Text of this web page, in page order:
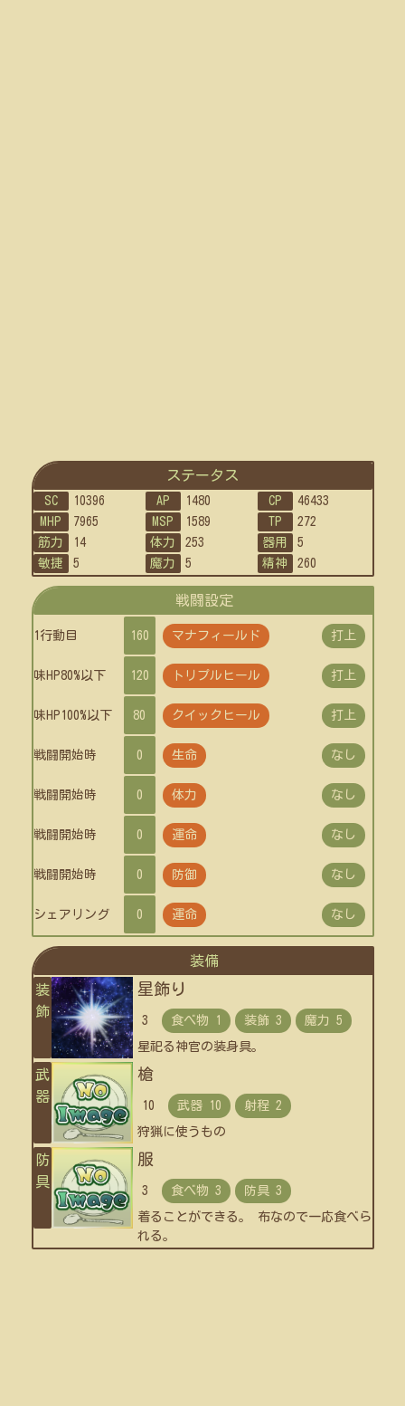
ステータス
SC 10396 AP 1480 CP
46433
MHP
7965 MSP 1589 TP
272
筋力
14 体力 253 器用
5
敏捷
5 魔力 5 精神 260
戦闘設定
1行動目 160 マナフィールド 打上
味HP80%以下 120 トリプルヒール 打上
味HP100%以下 80 クイックヒール 打上
戦闘開始時 0 生命 なし
戦闘開始時 0 体力 なし
戦闘開始時 0 運命 なし
戦闘開始時 0 防御 なし
シェアリング 0 運命 なし
装備
装
飾
星飾り
3
星祀る神官の装身具。
武
器
槍
10
狩猟に使うもの
防
具
服
3
着ることができる。 布なので一応食べら
れる。